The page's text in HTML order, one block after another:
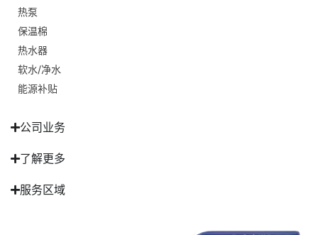
热泵
保温棉
热水器
软水/净水
能源补贴
公司业务
了解更多
服务区域